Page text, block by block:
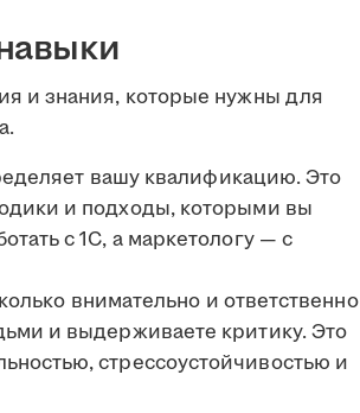
и знания, которые нужны для
вашу квалификацию. Это
и подходы, которыми вы
с 1С, а маркетологу — с
внимательно и ответственно
и выдерживаете критику. Это
стрессоустойчивостью и